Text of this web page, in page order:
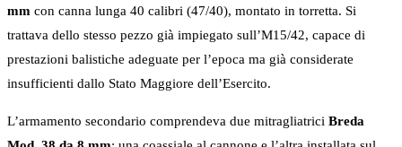
mm con canna lunga 40 calibri (47/40), montato in torretta. Si
trattava dello stesso pezzo già impiegato sull’M15/42, capace di
prestazioni balistiche adeguate per l’epoca ma già considerate
insufficienti dallo Stato Maggiore dell’Esercito.
L’armamento secondario comprendeva due mitragliatrici Breda